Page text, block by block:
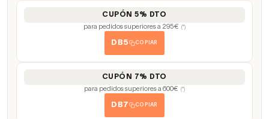
CUPÓN 5% DTO
para pedidos superiores a 295€ (*)
DB5 COPIAR
CUPÓN 7% DTO
para pedidos superiores a 600€ (*)
DB7 COPIAR